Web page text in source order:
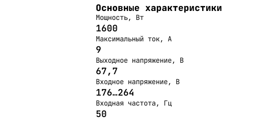
Основные характеристики
Мощность, Вт
1600
Максимальный ток, А
9
Выходное напряжение, В
67,7
Входное напряжение, В
176…264
Входная частота, Гц
50